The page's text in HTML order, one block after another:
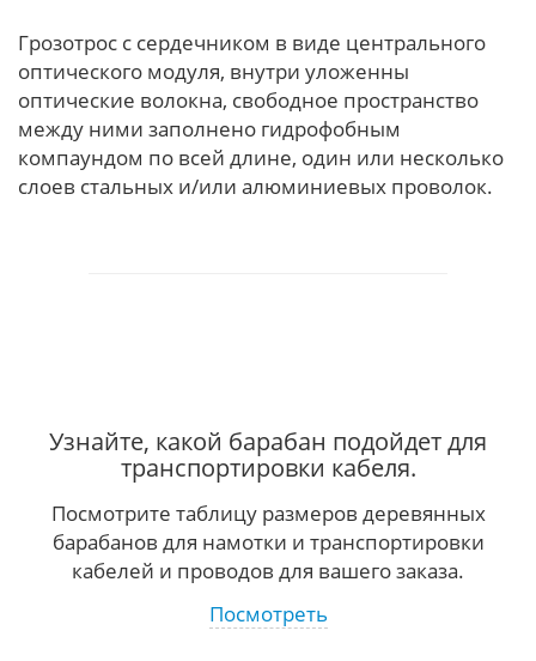
Грозотрос с сердечником в виде центрального
оптического модуля, внутри уложенны
оптические волокна, свободное пространство
между ними заполнено гидрофобным
компаундом по всей длине, один или несколько
слоев стальных и/или алюминиевых проволок.
Узнайте, какой барабан подойдет для
транспортировки кабеля.
Посмотрите таблицу размеров деревянных
барабанов для намотки и транспортировки
кабелей и проводов для вашего заказа.
Посмотреть